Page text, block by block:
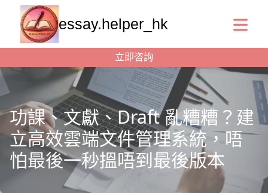
essay.helper_hk
立即咨詢
功課、文獻、Draft 亂糟糟？建
立高效雲端文件管理系統，唔
怕最後一秒搵唔到最後版本